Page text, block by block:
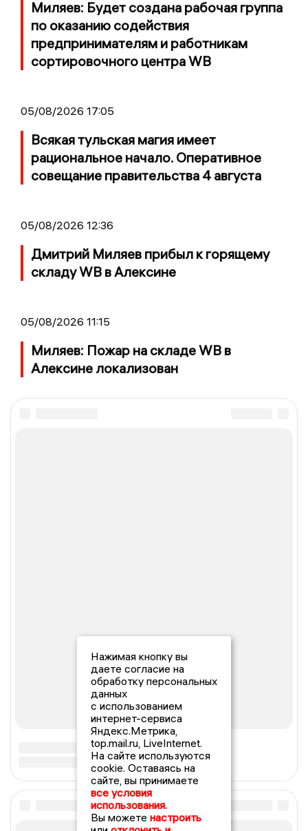
Миляев: Будет создана рабочая группа
по оказанию содействия
предпринимателям и работникам
сортировочного центра WB
05/08/2026 17:05
Всякая тульская магия имеет
рациональное начало. Оперативное
совещание правительства 4 августа
05/08/2026 12:36
Дмитрий Миляев прибыл к горящему
складу WB в Алексине
05/08/2026 11:15
Миляев: Пожар на складе WB в
Алексине локализован
Нажимая кнопку вы
даете согласие на
обработку персональных
данных
с использованием
интернет-сервиса
Яндекс.Метрика,
top.mail.ru, LiveInternet.
На сайте используются
cookie. Оставаясь на
сайте, вы принимаете
все условия
использования.
Вы можете настроить